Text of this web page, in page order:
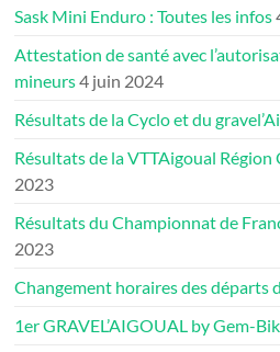
Sask Mini Enduro : Toutes les infos
Attestation de santé avec
mineurs4 juin 2024
Résultats de la Cyclo et du
Résultats de la VTTAigoual
2023
Résultats du Championnat de
2023
Changement horaires des départs
1er GRAVEL’AIGOUAL by Gem-